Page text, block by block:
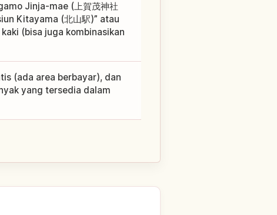
Jinja-mae (上賀茂神社
Kitayama (北山駅)” atau
(bisa juga kombinasikan
(ada area berbayar), dan
yang tersedia dalam